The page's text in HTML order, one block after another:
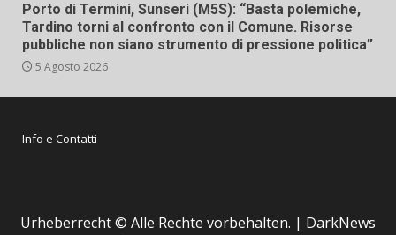
Porto di Termini, Sunseri (M5S): “Basta polemiche,
Tardino torni al confronto con il Comune. Risorse
pubbliche non siano strumento di pressione politica”
5 Agosto 2026
Info e Contatti
Urheberrecht © Alle Rechte vorbehalten. | DarkNews